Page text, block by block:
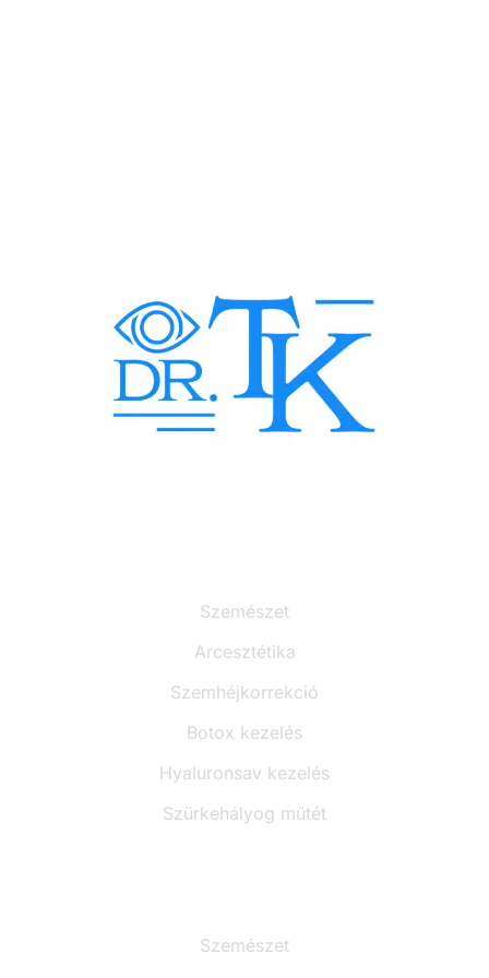
Szemészet
Arcesztétika
Szemhéjkorrekció
Botox kezelés
Hyaluronsav kezelés
Szürkehályog műtét
Szemészet